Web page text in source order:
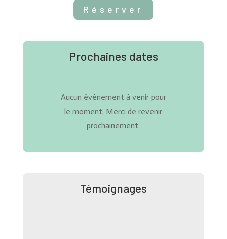
Réserver
Prochaines dates
Aucun évènement à venir pour
le moment. Merci de revenir
prochainement.
Témoignages